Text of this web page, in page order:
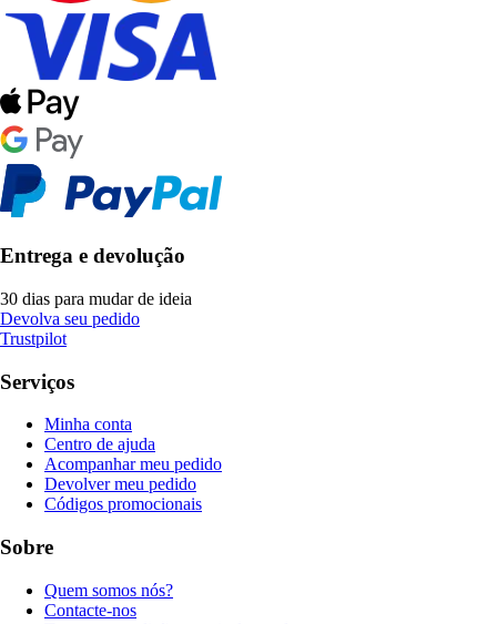
Entrega e devolução
30 dias para mudar de ideia
Devolva seu pedido
Trustpilot
Serviços
Minha conta
Centro de ajuda
Acompanhar meu pedido
Devolver meu pedido
Códigos promocionais
Sobre
Quem somos nós?
Contacte-nos